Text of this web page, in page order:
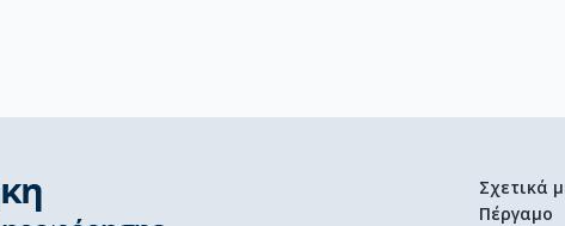
Σχετικά
Πέργαμο